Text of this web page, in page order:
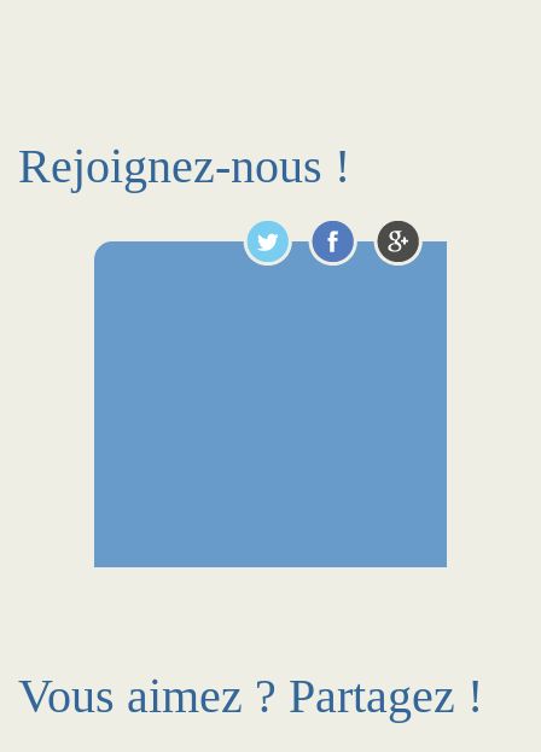
Rejoignez-nous !
Vous aimez ? Partagez !